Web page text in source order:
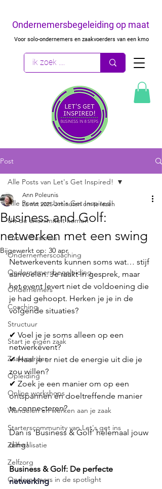
Ondernemersbegeleiding op maat
Voor solo-ondernemers en zaakvoerders van een kmo
Post
Alle Posts van Let's Get Inspired!
Uit de anonimiteit komen
Fun In Business
Ondernemerscoaching
Ondernemersbegeleiding
Ondernemers
Coaching
Structuur
Start je eigen zaak
Zaakvoerder
Opleiding
Online workshops
Wandelen en werken aan je zaak
Starterscommunity van Let's get ins
Zelfrealisatie
Zelfzorg
Ondernemers in de spotlight
Alle Posts van Let's Get Inspired!
Business and Golf:
netwerken met een swing
Ann Poleunis
26 mrt 2025 3 minuten om te lezen
Bijgewerkt op: 30 apr
Netwerkevents kunnen soms wat… stijf
aanvoelen. Je raakt in gesprek, maar
het event levert niet de voldoening die
je had gehoopt. Herken je je in de
volgende situaties?
✔ Voel je je soms alleen op een
netwerkevent?
✔ Haal je er niet de energie uit die je
zou willen?
✔ Zoek je een manier om op een
ontspannen én doeltreffende manier
te connecteren?
Dan is ‘Business & Golf’ helemaal jouw
ding!
Business & Golf: De perfecte
netwerking